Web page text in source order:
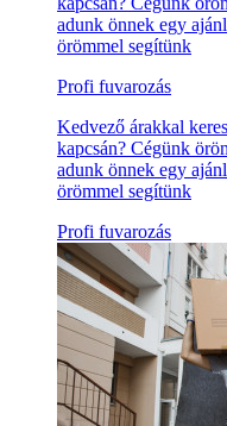
adunk önnek egy
örömmel segítünk
Profi fuvarozás
Kedvező árakkal
kapcsán? Cégünk
adunk önnek egy
örömmel segítünk
Profi fuvarozás